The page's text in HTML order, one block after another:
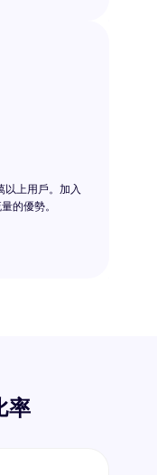
以上用戶。加入
的優勢。
率